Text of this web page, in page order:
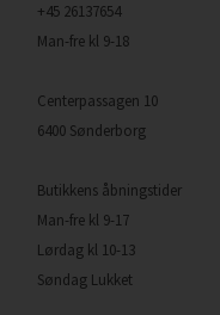
+45 26137654
Man-fre kl 9-18
Centerpassagen 10
6400 Sønderborg
Butikkens åbningstider
Man-fre kl 9-17
Lørdag kl 10-13
Søndag Lukket